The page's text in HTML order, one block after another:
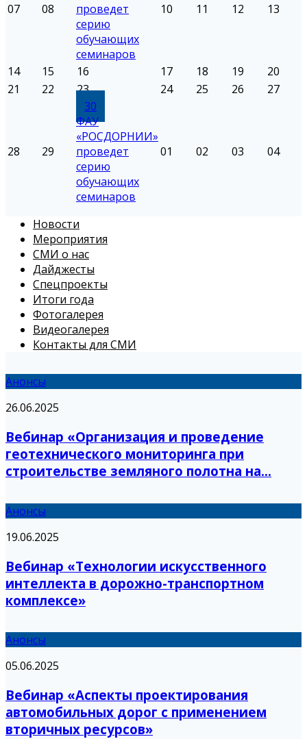
07 08
проведет
серию
обучающих
семинаров
10 11 12 13
14 15 16 17 18 19
20
21
22 23 24 25 26 27
28 29
30
ФАУ
«РОСДОРНИИ»
проведет
серию
обучающих
семинаров
01 02 03 04
Новости
Мероприятия
СМИ о нас
Дайджесты
Спецпроекты
Итоги года
Фотогалерея
Видеогалерея
Контакты для СМИ
Анонсы
26.06.2025
Вебинар «Организация и проведение
геотехнического мониторинга при
строительстве земляного полотна на...
Анонсы
19.06.2025
Вебинар «Технологии искусственного
интеллекта в дорожно-транспортном
комплексе»
Анонсы
05.06.2025
Вебинар «Аспекты проектирования
автомобильных дорог с применением
вторичных ресурсов»